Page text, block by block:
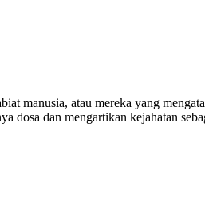
manusia, atau mereka yang
dosa dan mengartikan kejahatan